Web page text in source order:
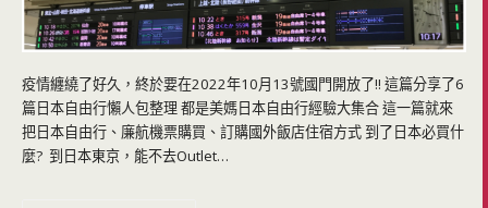
疫情纏繞了好久，終於要在2022年10月13號國門開放了!! 這篇分享了6
篇日本自由行懶人包整理 都是美媽日本自由行經驗大集合 這一篇就來
把日本自由行、廉航機票購買、訂購國外飯店住宿方式 到了日本必買什
麼? 到日本東京，能不去Outlet…